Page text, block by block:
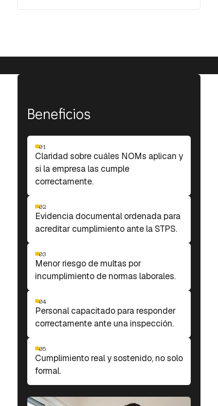
Beneficios
01
Claridad sobre cuáles NOMs aplican y
si la empresa las cumple
correctamente.
02
Evidencia documental ordenada para
acreditar cumplimiento ante la STPS.
03
Menor riesgo de multas por
incumplimiento de normas laborales.
04
Personal capacitado para responder
correctamente ante una inspección.
05
Cumplimiento real y sostenido, no solo
formal.